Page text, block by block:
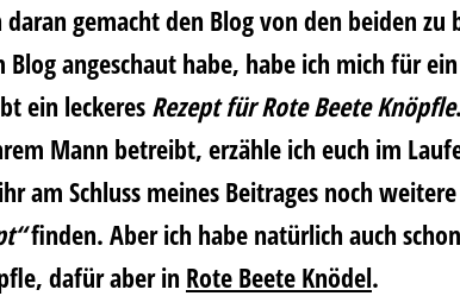
gemacht den Blog von den beiden
Blog angeschaut habe, habe ich mich für
ein leckeres Rezept für Rote Beete Knöpfle
Mann betreibt, erzähle ich euch im
am Schluss meines Beitrages noch
finden. Aber ich habe natürlich auch
dafür aber in Rote Beete Knödel.